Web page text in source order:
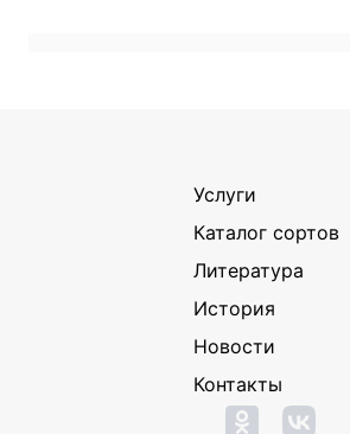
Услуги
Каталог сортов
Литература
История
Новости
Контакты